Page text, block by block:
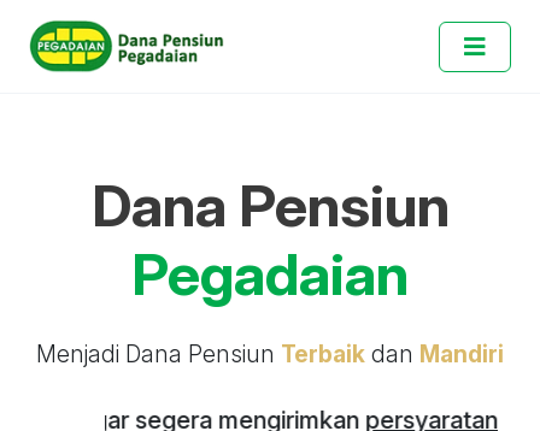
Dana Pensiun
Pegadaian
Menjadi Dana Pensiun Terbaik dan Mandiri
agar segera mengirimkanpersyaratan